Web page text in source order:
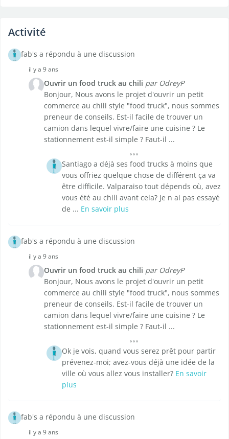
Activité
fab's a répondu à une discussion
il y a 9 ans
Ouvrir un food truck au chili par OdreyP
Bonjour, Nous avons le projet d'ouvrir un petit
commerce au chili style "food truck", nous sommes
preneur de conseils. Est-il facile de trouver un
camion dans lequel vivre/faire une cuisine ? Le
stationnement est-il simple ? Faut-il ...
Santiago a déjà ses food trucks à moins que
vous offriez quelque chose de différent ça va
être difficile. Valparaiso tout dépends où, avez
vous été au chili avant cela? Je n ai pas essayé
de ... En savoir plus
fab's a répondu à une discussion
il y a 9 ans
Ouvrir un food truck au chili par OdreyP
Bonjour, Nous avons le projet d'ouvrir un petit
commerce au chili style "food truck", nous sommes
preneur de conseils. Est-il facile de trouver un
camion dans lequel vivre/faire une cuisine ? Le
stationnement est-il simple ? Faut-il ...
Ok je vois, quand vous serez prêt pour partir
prévenez-moi; avez-vous déjà une idée de la
ville où vous allez vous installer? En savoir
plus
fab's a répondu à une discussion
il y a 9 ans